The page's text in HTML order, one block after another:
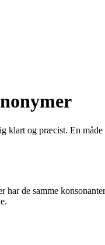
og præcist. En
de samme